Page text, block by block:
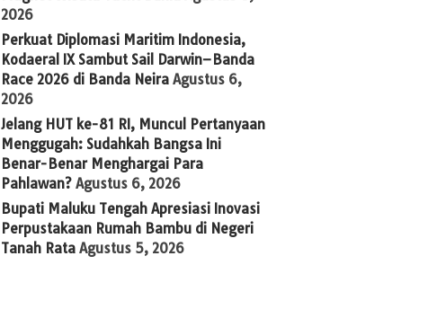
2026
Perkuat Diplomasi Maritim Indonesia,
Kodaeral IX Sambut Sail Darwin–Banda
Race 2026 di Banda Neira Agustus 6,
2026
Jelang HUT ke-81 RI, Muncul Pertanyaan
Menggugah: Sudahkah Bangsa Ini
Benar-Benar Menghargai Para
Pahlawan? Agustus 6, 2026
Bupati Maluku Tengah Apresiasi Inovasi
Perpustakaan Rumah Bambu di Negeri
Tanah Rata Agustus 5, 2026